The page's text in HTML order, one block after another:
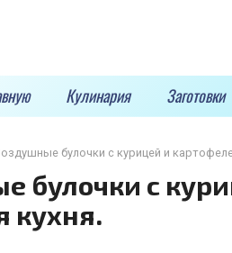
Кулинария Заготовки
булочки с курицей и
булочки с
кухня.